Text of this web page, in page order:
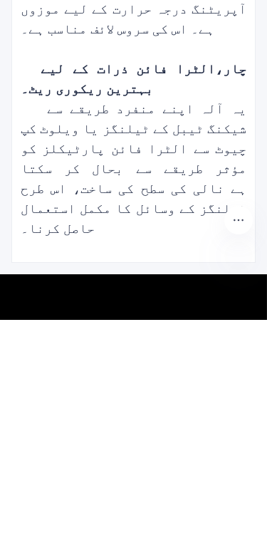
آپریٹنگ درجہ حرارت کے لیے موزوں
ہے۔ اس کی سروس لائف مناسب ہے۔
چار، الٹرا فائن ذرات کے لیے
بہترین ریکوری ریٹ۔
یہ آلہ اپنے منفرد طریقے سے
شیکنگ ٹیبل کے ٹیلنگز یا ویلوٹ کپ
چیوٹ سے الٹرا فائن پارٹیکلز کو
مؤثر طریقے سے بحال کر سکتا
ہے
نالی کی سطح کی ساخت، اس طرح
ٹیلنگز کے وسائل کا مکمل استعمال
حاصل کرنا۔
ہمارے بارے میں